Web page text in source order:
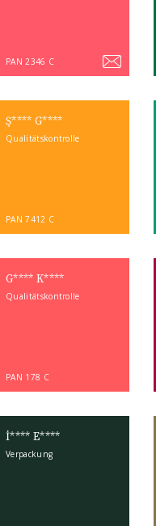
PAN 2346 C
Ş**** G****
Qualitätskontrolle
PAN 7412 C
G**** K****
Qualitätskontrolle
PAN 178 C
İ**** E****
Verpackung